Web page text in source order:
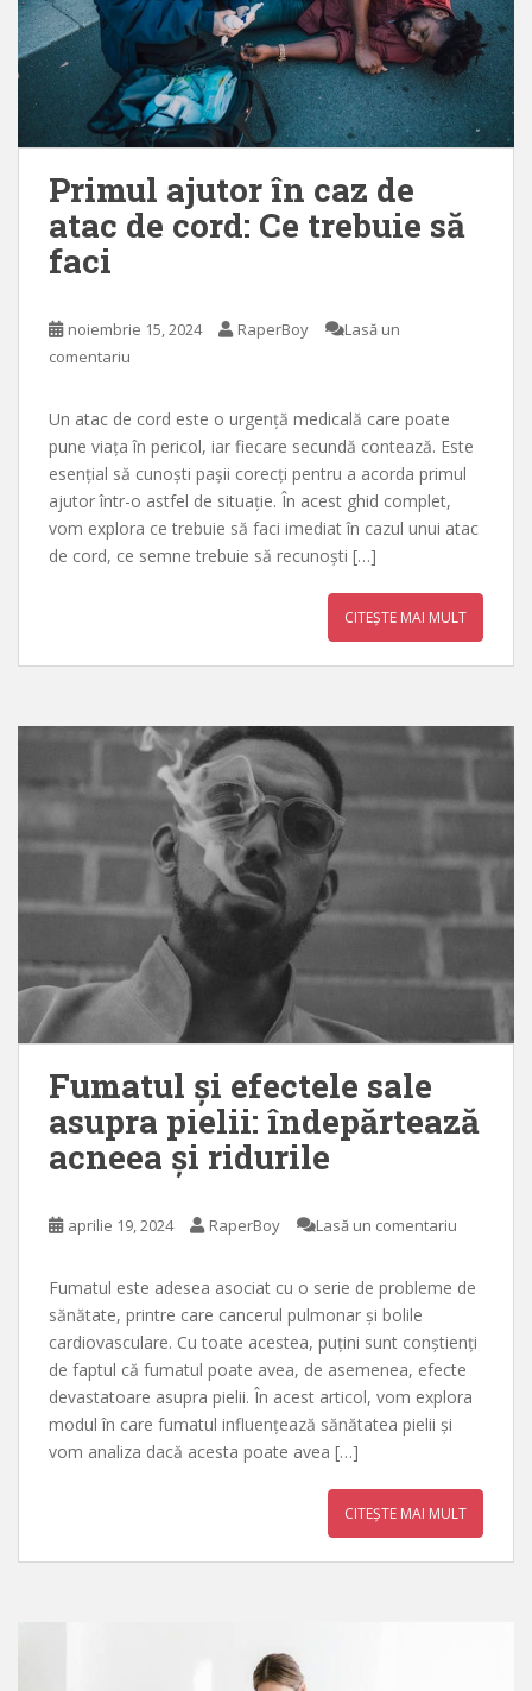
Primul ajutor în caz de
atac de cord: Ce trebuie să
faci
noiembrie 15, 2024 RaperBoy
Lasă un
comentariu
Un atac de cord este o urgență medicală care poate
pune viața în pericol, iar fiecare secundă contează. Este
esențial să cunoști pașii corecți pentru a acorda primul
ajutor într-o astfel de situație. În acest ghid complet,
vom explora ce trebuie să faci imediat în cazul unui atac
de cord, ce semne trebuie să recunoști […]
CITEȘTE MAI MULT
Fumatul și efectele sale
asupra pielii: îndepărtează
acneea și ridurile
aprilie 19, 2024 RaperBoy Lasă un comentariu
Fumatul este adesea asociat cu o serie de probleme de
sănătate, printre care cancerul pulmonar și bolile
cardiovasculare. Cu toate acestea, puțini sunt conștienți
de faptul că fumatul poate avea, de asemenea, efecte
devastatoare asupra pielii. În acest articol, vom explora
modul în care fumatul influențează sănătatea pielii și
vom analiza dacă acesta poate avea […]
CITEȘTE MAI MULT